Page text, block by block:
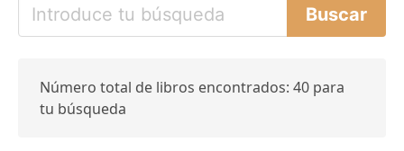
Número total de libros encontrados: 40 para
tu búsqueda